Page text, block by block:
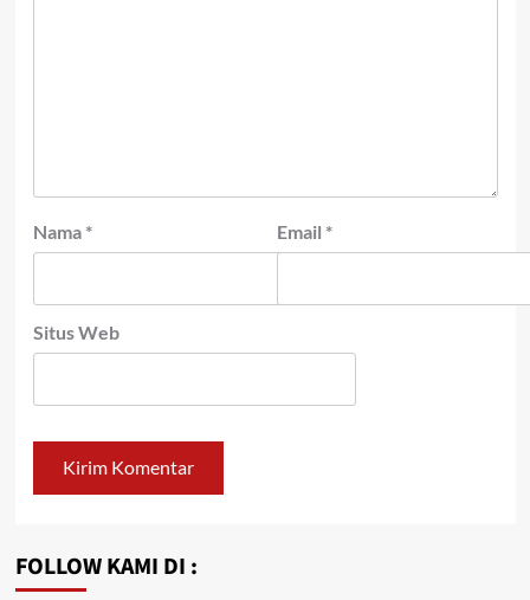
Nama * Email *
Situs Web
FOLLOW KAMI DI :